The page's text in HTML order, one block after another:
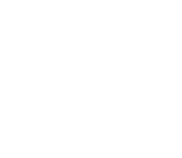
over de
maanden met Botox
ben weer dol op mijn
teruggaan; aarzel